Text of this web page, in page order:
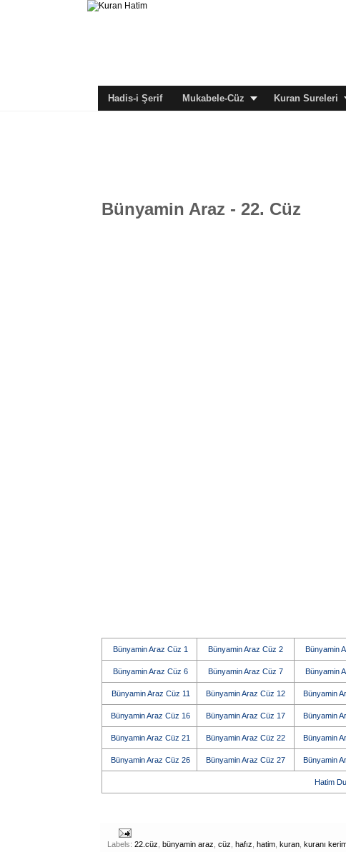
Hadis-i Şerif Mukabele-Cüz Kuran Sureleri
Bünyamin Araz - 22. Cüz
Bünyamin Araz Cüz 1 Bünyamin Araz Cüz 2 Bünyamin
Bünyamin Araz Cüz 6 Bünyamin Araz Cüz 7 Bünyamin
Bünyamin Araz Cüz 11 Bünyamin Araz Cüz 12 Bünyamin
Bünyamin Araz Cüz 16 Bünyamin Araz Cüz 17 Bünyamin
Bünyamin Araz Cüz 21 Bünyamin Araz Cüz 22 Bünyamin
Bünyamin Araz Cüz 26 Bünyamin Araz Cüz 27 Bünyamin
Hatim
Labels: 22.cüz bünyamin araz cüz hafız hatim kuran kuranı